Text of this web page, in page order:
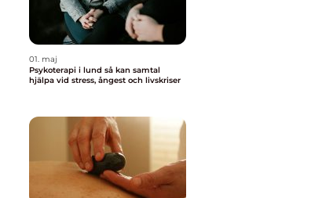
01. maj
Psykoterapi i lund så kan samtal
hjälpa vid stress, ångest och livskriser